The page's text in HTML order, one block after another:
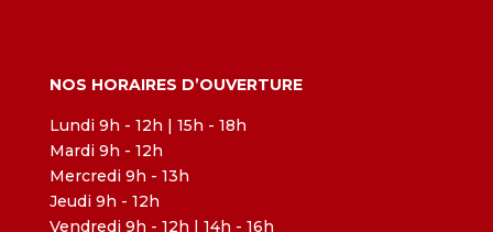
NOS HORAIRES D’OUVERTURE
Lundi 9h - 12h | 15h - 18h
Mardi 9h - 12h
Mercredi 9h - 13h
Jeudi 9h - 12h
Vendredi 9h - 12h | 14h - 16h